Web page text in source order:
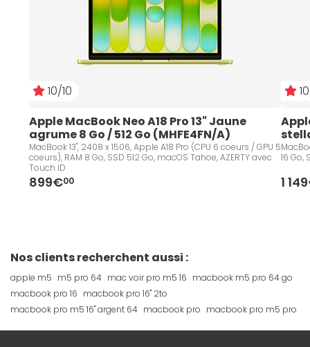
10/10
Apple MacBook Neo A18 Pro 13" Jaune
agrume 8 Go / 512 Go (MHFE4FN/A)
MacBook 13", 2408 x 1506, Apple A18 Pro (CPU 6 coeurs / GPU 5
coeurs), RAM 8 Go, SSD 512 Go, macOS Tahoe, AZERTY avec
Touch ID
899€00
16 Go,
1
Nos clients recherchent aussi :
apple m5 m5 pro 64 mac voir pro m5 16 macbook m5 pro 64 go
macbook pro 16 macbook pro 16" 2to
macbook pro m5 16" argent 64 macbook pro macbook pro m5 pro